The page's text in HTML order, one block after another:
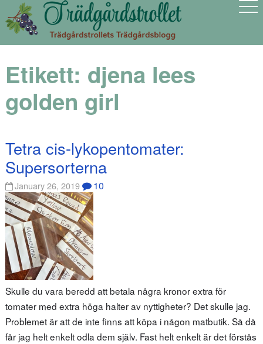
Etikett: djena lees
golden girl
Tetra cis-lykopentomater:
Supersorterna
January 26, 2019 10
Skulle du vara beredd att betala några kronor extra för
tomater med extra höga halter av nyttigheter? Det skulle jag.
Problemet är att de inte finns att köpa i någon matbutik. Så då
får jag helt enkelt odla dem själv. Fast helt enkelt är det förstås